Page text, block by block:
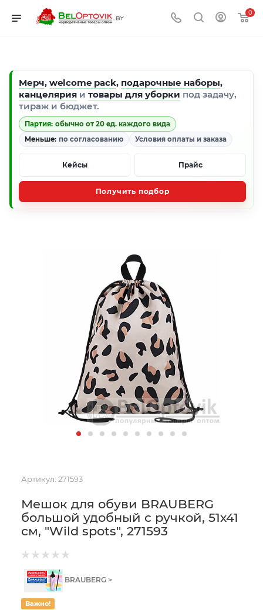
0
Мерч, welcome pack, подарочные наборы,
канцелярия и товары для уборки под задачу,
тираж и бюджет.
Партия: обычно от 20 ед. каждого вида
Меньше: по согласованию Условия оплаты и заказа
Кейсы Прайс
Получить подбор
Артикул: 271593
Мешок для обуви BRAUBERG
большой удобный с ручкой, 51х41
см, "Wild spots", 271593
BRAUBERG >
Важно!